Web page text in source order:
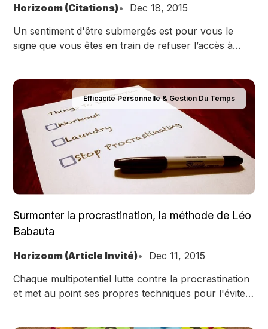
Horizoom (Citations)
Dec 18, 2015
Un sentiment d'être submergés est pour vous le
signe que vous êtes en train de refuser l’accès à
Efficacite Personnelle & Gestion Du Temps
Surmonter la procrastination, la méthode de Léo
Babauta
Horizoom (Article Invité)
Dec 11, 2015
Chaque multipotentiel lutte contre la procrastination
et met au point ses propres techniques pour l'éviter.